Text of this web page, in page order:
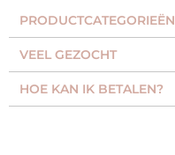
PRODUCTCATEGORIEËN​
VEEL GEZOCHT​
HOE KAN IK BETALEN?